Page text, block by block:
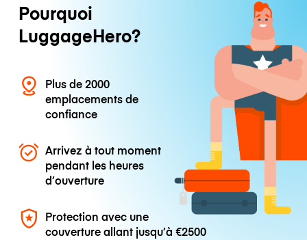
Pourquoi
LuggageHero?
Plus de 2000
emplacements de
confiance
Arrivez à tout moment
pendant les heures
d’ouverture
Protection avec une
couverture allant jusqu’à€2500